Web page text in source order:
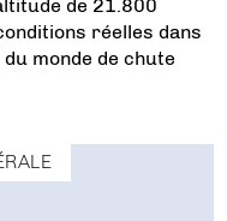
de 21.800
réelles dans
monde de chute